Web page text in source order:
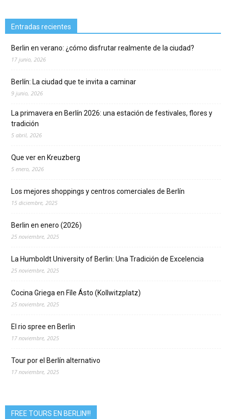
Entradas recientes
Berlin en verano: ¿cómo disfrutar realmente de la ciudad?
17 junio, 2026
Berlín: La ciudad que te invita a caminar
9 junio, 2026
La primavera en Berlín 2026: una estación de festivales, flores y
tradición
5 abril, 2026
Que ver en Kreuzberg
5 enero, 2026
Los mejores shoppings y centros comerciales de Berlín
15 diciembre, 2025
Berlin en enero (2026)
25 noviembre, 2025
La Humboldt University of Berlin: Una Tradición de Excelencia
25 noviembre, 2025
Cocina Griega en Fíle Ásto (Kollwitzplatz)
25 noviembre, 2025
El rio spree en Berlin
17 noviembre, 2025
Tour por el Berlín alternativo
17 noviembre, 2025
FREE TOURS EN BERLIN!!!